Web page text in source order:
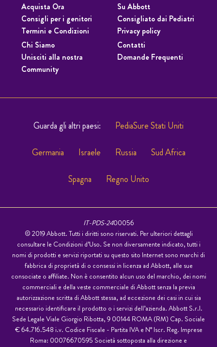
Acquista Ora
Su Abbott
Consigli per i genitori
Consigliato dai Pediatri
Termini e Condizioni
Privacy policy
Chi Siamo
Contatti
Unisciti alla nostra
Community
Domande Frequenti
Guarda gli altri paesi: PediaSure Stati Uniti
Germania Israele Russia Sud Africa
Spagna Regno Unito
IT-PDS-2400056
© 2019 Abbott. Tutti i diritti sono riservati. Per ulteriori dettagli
consultare le Condizioni d’Uso. Se non diversamente indicato, tutti i
nomi di prodotti e servizi riportati su questo sito Internet sono marchi di
fabbrica di proprietà di o consessi in licenza ad Abbott, alle sue
consociate o affiliate. Non è consentito alcun uso del marchio, dei nomi
commerciali e della veste commerciale di Abbott senza la previa
autorizzazione scritta di Abbott stessa, ad eccezione dei casi in cui sia
necessario identificare il prodotto o i servizi dell’azienda. Abbott S.r.l.
Sede Legale Viale Giorgio Ribotta, 9 00144 ROMA (RM) Cap. Sociale
€ 64.716.548 i.v. Codice Fiscale - Partita IVA e N° Iscr. Reg. Imprese
Roma: 00076670595 Società sottoposta alla direzione e